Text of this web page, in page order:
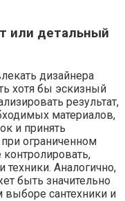
или детальный
дизайнера
хотя бы эскизный
результат,
материалов,
и принять
ограниченном
Аналогично,
быть значительно
сантехники и